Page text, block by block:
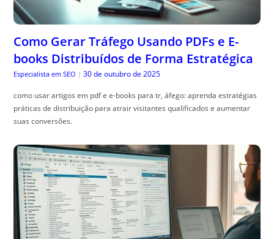
Como Gerar Tráfego Usando PDFs e E-
books Distribuídos de Forma Estratégica
Especialista em SEO | 30 de outubro de 2025
como usar artigos em pdf e e-books para tr, áfego: aprenda estratégias
práticas de distribuição para atrair visitantes qualificados e aumentar
suas conversões.